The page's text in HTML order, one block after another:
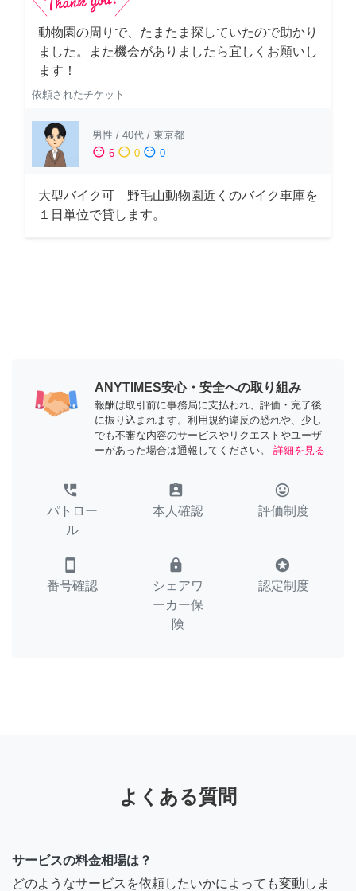
動物園の周りで、たまたま探していたので助かり
ました。また機会がありましたら宜しくお願いし
ます！
依頼されたチケット
男性 / 40代 / 東京都
sentiment_satisfied 6 sentiment_neutral 0 sentiment_dissatisfied 0
大型バイク可 野毛山動物園近くのバイク車庫を
１日単位で貸します。
ANYTIMES安心・安全への取り組み
報酬は取引前に事務局に支払われ、評価・完了後
に振り込まれます。利用規約違反の恐れや、少し
でも不審な内容のサービスやリクエストやユーザ
ーがあった場合は通報してください。
詳細を見る
perm_phone_msg
パトロー
ル
assignment_ind
本人確認
tag_faces
評価制度
smartphone
番号確認
lock
シェアワ
ーカー保
険
stars
認定制度
よくある質問
サービスの料金相場は？
どのようなサービスを依頼したいかによっても変動しま